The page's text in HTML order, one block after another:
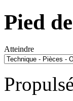
Pied
Atteindre